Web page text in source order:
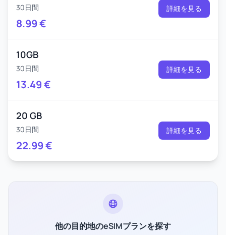
30日間
8.99€
詳細を見る
10GB
30日間
13.49€
詳細を見る
20 GB
30日間
22.99€
詳細を見る
他の目的地のeSIMプランを探す